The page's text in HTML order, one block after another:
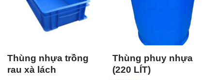
Thùng nhựa trồng
rau xà lách
Thùng phuy nhựa
(220 LÍT)